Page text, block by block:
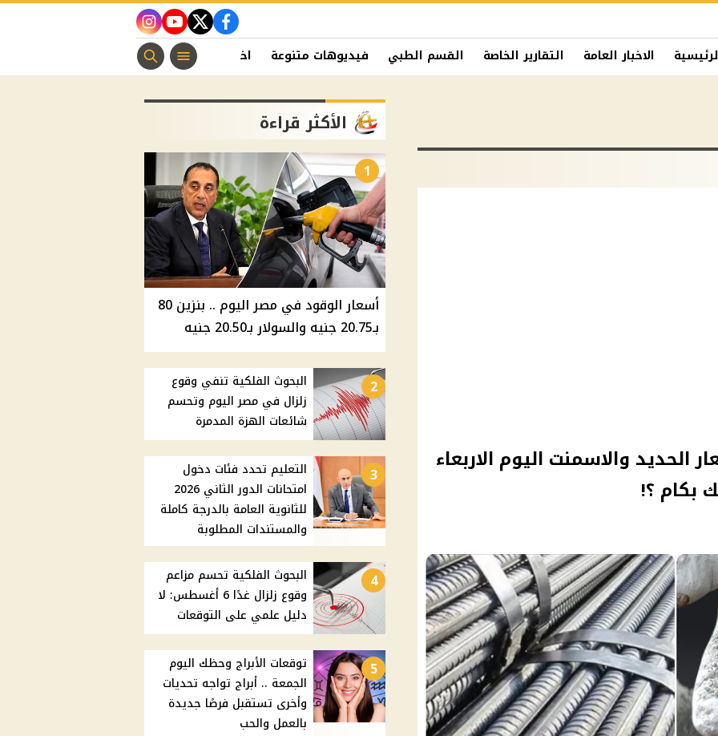
facebook
twitter
youtube
instagram
الاخبار العامة التقارير الخاصة القسم الطبي فيديوهات متنوعة اخبار الفن منوعات مسيحية
الحديد والاسمنت اليوم الاربعاء
الأكثر قراءة
1
أسعار الوقود في مصر اليوم .. بنزين 80
بـ20.75 جنيه والسولار بـ20.50 جنيه
2
البحوث الفلكية تنفي وقوع
زلزال في مصر اليوم وتحسم
شائعات الهزة المدمرة
3
التعليم تحدد فئات دخول
امتحانات الدور الثاني 2026
للثانوية العامة بالدرجة كاملة
والمستندات المطلوبة
4
البحوث الفلكية تحسم مزاعم
وقوع زلزال غدًا 6 أغسطس: لا
دليل علمي على التوقعات
5
توقعات الأبراج وحظك اليوم
الجمعة .. أبراج تواجه تحديات
وأخرى تستقبل فرصًا جديدة
بالعمل والحب